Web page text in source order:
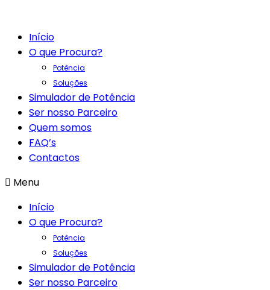
Início
O que Procura?
Potência
Soluções
Simulador de Potência
Ser nosso Parceiro
Quem somos
FAQ’s
Contactos
Menu
Início
O que Procura?
Potência
Soluções
Simulador de Potência
Ser nosso Parceiro